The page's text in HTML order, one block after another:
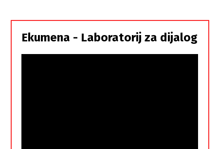
Srbi,
istorodna
braća
Ekumena - Laboratorij za dijalog